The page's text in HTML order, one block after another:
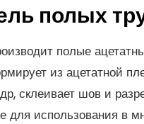
полых
полые
из ацетатной
склеивает шов и
использования в